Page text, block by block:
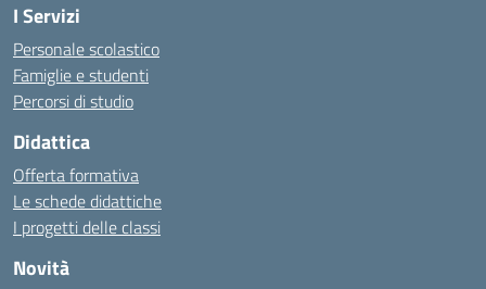
I Servizi
Personale scolastico
Famiglie e studenti
Percorsi di studio
Didattica
Offerta formativa
Le schede didattiche
I progetti delle classi
Novità